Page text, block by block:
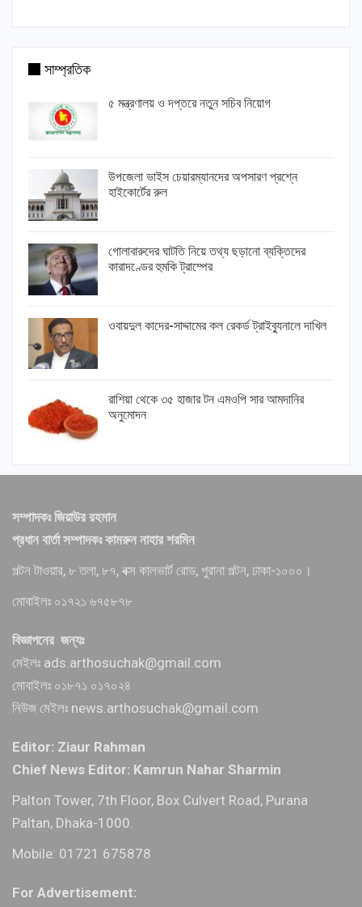
সাম্প্রতিক
৫ মন্ত্রণালয় ও দপ্তরে নতুন সচিব নিয়োগ
উপজেলা ভাইস চেয়ারম্যানদের অপসারণ প্রশ্নে
হাইকোর্টের রুল
গোলাবারুদের ঘাটতি নিয়ে তথ্য ছড়ানো ব্যক্তিদের
কারাদণ্ডের হুমকি ট্রাম্পের
ওবায়দুল কাদের-সাদ্দামের কল রেকর্ড ট্রাইব্যুনালে দাখিল
রাশিয়া থেকে ৩৫ হাজার টন এমওপি সার আমদানির
অনুমোদন
সম্পাদকঃ জিয়াউর রহমান
প্রধান বার্তা সম্পাদকঃ কামরুন নাহার শরমিন
পল্টন টাওয়ার, ৮ তলা, ৮৭, বক্স কালভার্ট রোড, পুরানা পল্টন, ঢাকা-১০০০।
মোবাইলঃ ০১৭২১ ৬৭৫৮৭৮
বিজ্ঞাপনের জন্যঃ
মেইলঃ ads.arthosuchak@gmail.com
মোবাইলঃ ০১৮৭১ ০১৭০২৪
নিউজ মেইলঃ news.arthosuchak@gmail.com
Editor: Ziaur Rahman
Chief News Editor: Kamrun Nahar Sharmin
Palton Tower, 7th Floor, Box Culvert Road, Purana
Paltan, Dhaka-1000.
Mobile: 01721 675878
For Advertisement: